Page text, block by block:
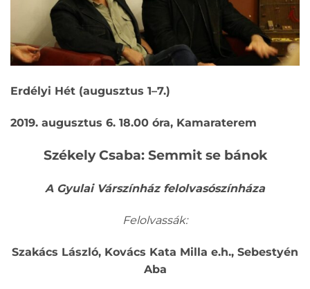
Erdélyi Hét (augusztus 1–7.)
2019. augusztus 6. 18.00 óra, Kamaraterem
Székely Csaba: Semmit se bánok
A Gyulai Várszínház felolvasószínháza
Felolvassák:
Szakács László, Kovács Kata Milla e.h., Sebestyén
Aba